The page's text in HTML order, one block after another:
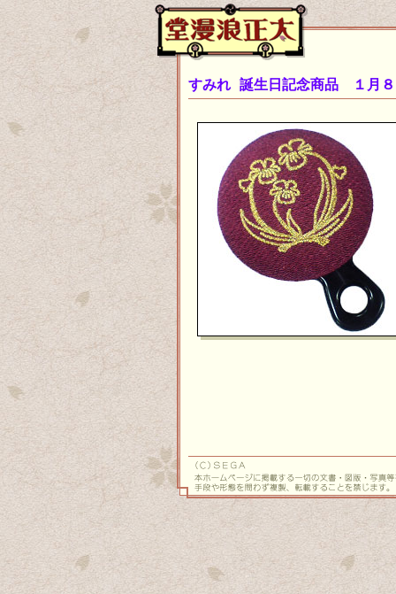
すみれ 誕生日記念商品 １月８